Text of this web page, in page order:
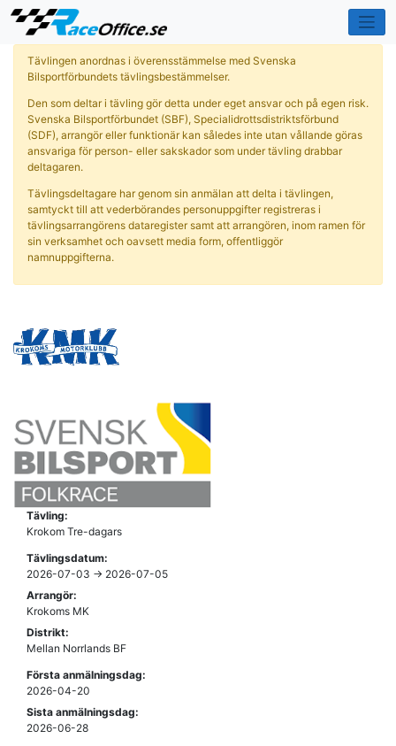
Tävlingen anordnas i överensstämmelse med Svenska
Bilsportförbundets tävlingsbestämmelser.
Den som deltar i tävling gör detta under eget ansvar och på egen risk.
Svenska Bilsportförbundet (SBF), Specialidrottsdistriktsförbund
(SDF), arrangör eller funktionär kan således inte utan vållande göras
ansvariga för person- eller sakskador som under tävling drabbar
deltagaren.
Tävlingsdeltagare har genom sin anmälan att delta i tävlingen,
samtyckt till att vederbörandes personuppgifter registreras i
tävlingsarrangörens dataregister samt att arrangören, inom ramen för
sin verksamhet och oavsett media form, offentliggör
namnuppgifterna.
Tävling:
Krokom Tre-dagars
Tävlingsdatum:
2026-07-03 -> 2026-07-05
Arrangör:
Krokoms MK
Distrikt:
Mellan Norrlands BF
Första anmälningsdag:
2026-04-20
Sista anmälningsdag:
2026-06-28